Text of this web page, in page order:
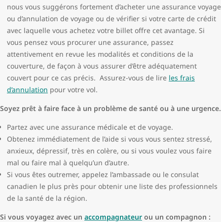
nous vous suggérons fortement d’acheter une assurance voyage
ou d’annulation de voyage ou de vérifier si votre carte de crédit
avec laquelle vous achetez votre billet offre cet avantage. Si
vous pensez vous procurer une assurance, passez
attentivement en revue les modalités et conditions de la
couverture, de façon à vous assurer d’être adéquatement
couvert pour ce cas précis. Assurez-vous de lire les frais
d’annulation pour votre vol.
Soyez prêt à faire face à un problème de santé ou à une urgence.
Partez avec une assurance médicale et de voyage.
Obtenez immédiatement de l’aide si vous vous sentez stressé,
anxieux, dépressif, très en colère, ou si vous voulez vous faire
mal ou faire mal à quelqu’un d’autre.
Si vous êtes outremer, appelez l’ambassade ou le consulat
canadien le plus près pour obtenir une liste des professionnels
de la santé de la région.
Si vous voyagez avec un accompagnateur ou un compagnon :